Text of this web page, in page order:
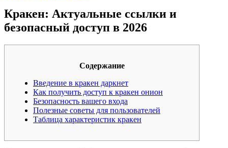
Кракен: Актуальные ссылки и
безопасный доступ в 2026
Содержание
Введение в кракен даркнет
Как получить доступ к кракен онион
Безопасность вашего входа
Полезные советы для пользователей
Таблица характеристик кракен